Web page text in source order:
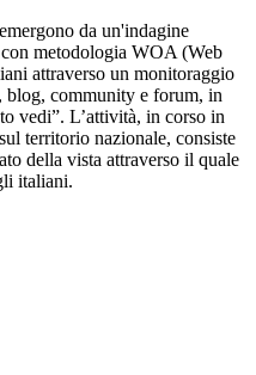
da un'indagine
metodologia WOA (Web
attraverso un monitoraggio
community e forum, in
vedi”. L’attività, in corso in
territorio nazionale, consiste
della vista attraverso il quale
italiani.